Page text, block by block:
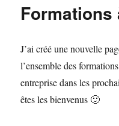
Les
logicielle
Formations
J’ai créé une nouvelle
l’ensemble des
entreprise dans les
êtes les bienvenus 🙂